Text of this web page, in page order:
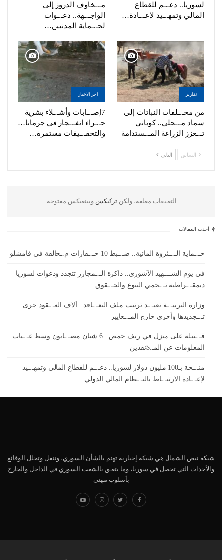
لسوريا.. دعـ.ـم للقطاع
المالي وتمهـ.ـيد لإعـ.ـادة…
مـ.ـخاوف الدروز إلى
الواجـ.ـهة.. دعـ.ـوات
لحـ.ـماية المدنيين…
تقارير
من مخـ.ـلفات النباتات إلى
سماد مـ.ـحلي.. كوباني
تـ.ـعزز الزراعة المـ.ـستدامة
اخر الاخبار
7إصـ.ـابات وأشـ.ـلاء بشرية
جـ.ـراء انفـ.ـجار في جرمانا…
والتحقـ.ـيقات مستمرة…
السابق التالي
التعليقات مغلقة، ولكن تركبكس وبينغبكس مفتوحة.
أحدث المقالات
حـ.ـماية الـ.ــثروة المائية.. ضـ.ـبط 10 حـ.ـفارات م.ـخالفة في قامشلو
في يوم الشــ.ـهيد الآشوري.. ذاكرة الـ.ـمجازر تتجدد ودعوات لسوريا
ديمقـ.ـراطية تـ.ـحمي التنوع والحـ.ـقوق
وزارة التربيـ.ـة تعيـ.ـد ترتيب ملف التعـ.ـاقد.. آلاف العـ.ـقود جرى
تـ.ـجديدها وأخرى خارج المـ.ـعايير
قـ.ـنبلة على منزل في ريف حمص.. 6 شبان مصـ.ـابون وسط غـ.ـياب
المعلومات عن المـ.$نفذين
منـ.ـحة بـ100 مليون دولار لسوريا.. دعـ.ـم للقطاع المالي وتمهـ.ـيد
لإعـ.ـادة الارتبـ.ـاط بالنـ.ـظام المالي الدولي
شبكة نبض الشمال هي شبكة إخبارية تهتم بالشأن السوري، وتنقل وتحلل الوقائع
والأحداث التي تحصل في سوريا، وما يتعلق بالشعب السوري في الداخل والخارج
بأسلوب مهني